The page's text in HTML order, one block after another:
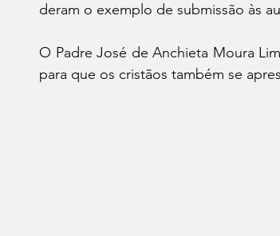
deram o exemplo de submissão às
O Padre José de Anchieta Moura
para que os cristãos também se